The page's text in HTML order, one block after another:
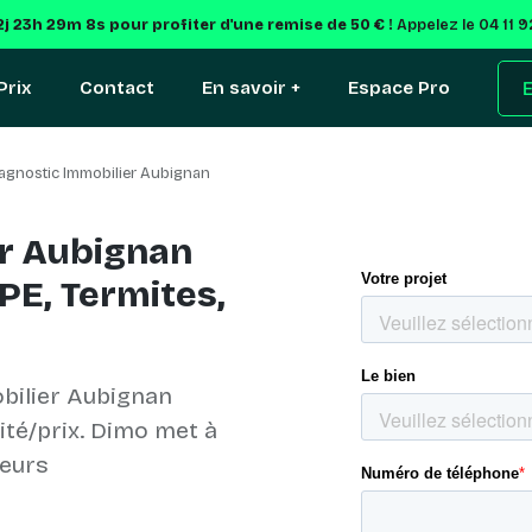
23h 29m 7s pour profiter d'une remise de 50 € ! Appelez le 04 11
Contact En savoir + Espace Pro
Immobilier Aubignan
Aubignan
Termites,
Aubignan
prix. Dimo met à